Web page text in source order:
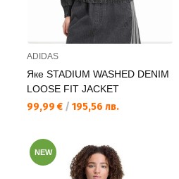
ADIDAS
Яке STADIUM WASHED DENIM
LOOSE FIT JACKET
Текуща цена:
99,99 € / 195,56 лв.
NEW